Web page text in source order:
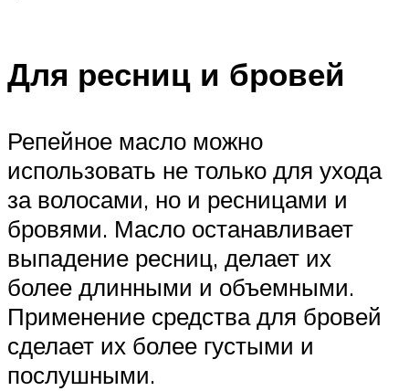
Для ресниц и бровей
Репейное масло можно
использовать не только для ухода
за волосами, но и ресницами и
бровями. Масло останавливает
выпадение ресниц, делает их
более длинными и объемными.
Применение средства для бровей
сделает их более густыми и
послушными.